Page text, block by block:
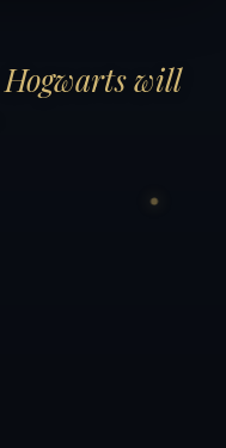
Hogwarts will